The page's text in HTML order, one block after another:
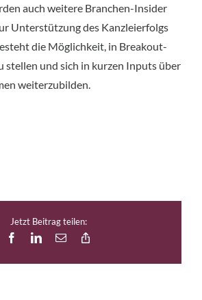
auch weitere Branchen-Insider
Unterstützung des Kanzleierfolgs
die Möglichkeit, in Breakout-
stellen und sich in kurzen Inputs über
weiterzubilden.
Jetzt Beitrag teilen:
FacebookLinkedIn
E-